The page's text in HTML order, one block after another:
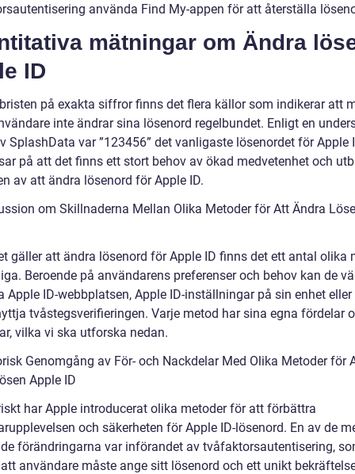
använda Find My-appen för att återställa
mätningar om Ändra
ID
på exakta siffror finns det flera källor som indikerar att
inte ändrar sina lösenord regelbundet. Enligt en
SplashData var ”123456” det vanligaste lösenordet för Apple
på att det finns ett stort behov av ökad medvetenhet och
av att ändra lösenord för Apple ID.
om Skillnaderna Mellan Olika Metoder för Att Ändra
gäller att ändra lösenord för Apple ID finns det ett antal olika
Beroende på användarens preferenser och behov kan de
Apple ID-webbplatsen, Apple ID-inställningar på sin enhet
tvåstegsverifieringen. Varje metod har sina egna fördelar
vilka vi ska utforska nedan.
Genomgång av För- och Nackdelar Med Olika Metoder för
Apple ID
har Apple introducerat olika metoder för att förbättra
och säkerheten för Apple ID-lösenord. En av de
förändringarna var införandet av tvåfaktorsautentisering,
användare måste ange sitt lösenord och ett unikt